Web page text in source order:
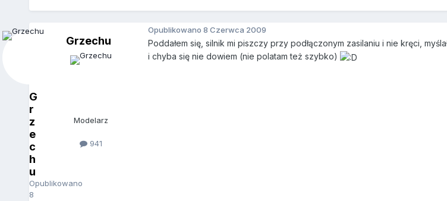
G
r
z
e
c
h
u
Opublikowano
8
Grzechu
Modelarz
941
Opublikowano 8 Czerwca 2009
Poddałem się, silnik mi piszczy przy podłączonym zasilaniu i nie kręci,
i chyba się nie dowiem (nie polatam też szybko)